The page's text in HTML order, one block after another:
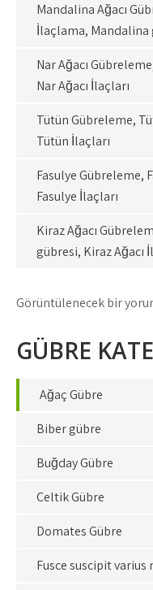
Mandalina Ağacı
İlaçlama, Mandalina
Nar Ağacı
Nar Ağacı İlaçları
Tütün Gübreleme,
Tütün İlaçları
Fasulye Gübreleme,
Fasulye İlaçları
Kiraz Ağacı
gübresi, Kiraz Ağacı
Görüntülenecek bir
GÜBRE
Ağaç Gübre
Biber gübre
Buğday Gübre
Çeltik Gübre
Domates Gübre
Fusce suscipit varius